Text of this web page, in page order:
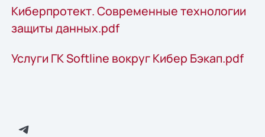
Киберпротект. Современные технологии
защиты данных.pdf
Услуги ГК Softline вокруг Кибер Бэкап.pdf